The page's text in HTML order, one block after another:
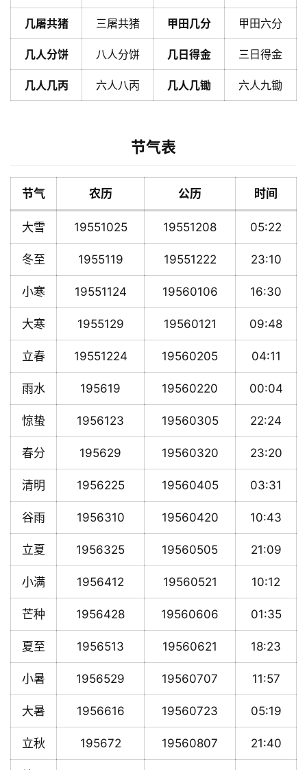
几屠共猪 三屠共猪 甲田几分 甲田六分
几人分饼 八人分饼 几日得金 三日得金
几人几丙 六人八丙 几人几锄 六人九锄
节气表
节气 农历 公历 时间
大雪 19551025 19551208 05:22
冬至 1955119 19551222 23:10
小寒 19551124 19560106 16:30
大寒 1955129 19560121 09:48
立春 19551224 19560205 04:11
雨水 195619 19560220 00:04
惊蛰 1956123 19560305 22:24
春分 195629 19560320 23:20
清明 1956225 19560405 03:31
谷雨 1956310 19560420 10:43
立夏 1956325 19560505 21:09
小满 1956412 19560521 10:12
芒种 1956428 19560606 01:35
夏至 1956513 19560621 18:23
小暑 1956529 19560707 11:57
大暑 1956616 19560723 05:19
立秋 195672 19560807 21:40